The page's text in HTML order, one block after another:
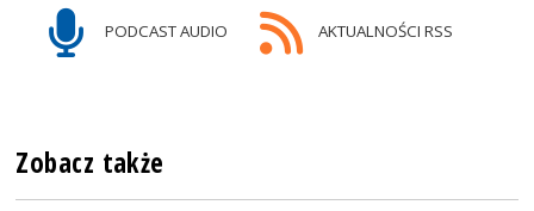
PODCAST AUDIO AKTUALNOŚCI RSS
Zobacz także